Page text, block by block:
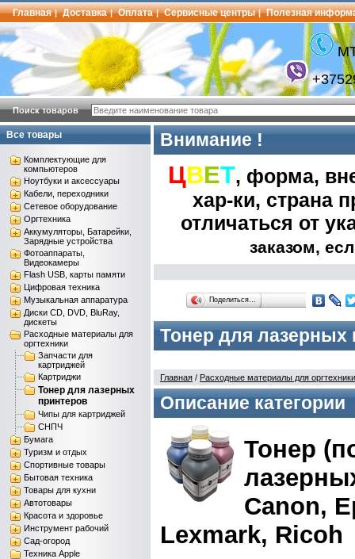
Главная | Доставка | Оплата | Сервисные центры | Полезная
Поиск товаров
Все товары
Комплектующие для
компьютеров
Ноутбуки и аксессуары
Кабели, переходники
Сетевое оборудование
Оргтехника
Аккумуляторы, Батарейки,
Зарядные устройства
Фотоаппараты,
Видеокамеры
Flash USB, карты памяти
Цифровая техника
Музыкальная аппаратура
Диски CD, DVD, BluRay,
дискеты
Расходные материалы для
оргтехники
Запчасти для
картриджей
Картриджи
Тонер для лазерных
принтеров
Чипы для картриджей
СНПЧ
Бумага
Туризм и отдых
Спортивные товары
Бытовая техника
Товары для кухни
Автотовары
Красота и здоровье
Инструмент рабочий
Сад-огород
Техника Apple
Внимание !
ЦВЕТ, форма,
хар-ки, страна
отличаться от
заказом,
Поделиться…
Тонер для лазерных
Главная / Расходные материалы для оргтехники
Описание категории
Тонер
Canon,
Lexmark, Ricoh